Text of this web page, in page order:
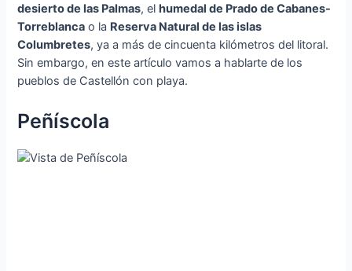
desierto de las Palmas, elhumedal de Prado de Cabanes-
Torreblanca o la Reserva Natural de las islas
Columbretes, ya a más de cincuenta kilómetros del litoral.
Sin embargo, en este artículo vamos a hablarte de los
pueblos de Castellón con playa.
Peñíscola